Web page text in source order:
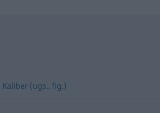
Kaliber (ugs., fig.)